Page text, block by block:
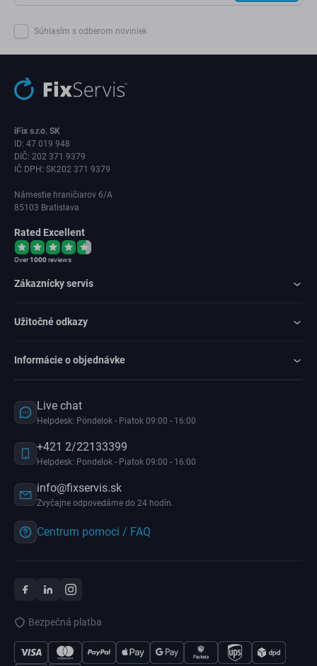
Súhlasím s odberom noviniek
iFix s.r.o. SK
ID: 47 019 948
DIČ: 202 371 9379
IČ DPH: SK202 371 9379
Námestie hraničiarov 6/A
85103 Bratislava
Rated Excellent
Over1000reviews
Zákaznícky servis
Užitočné odkazy
Informácie o objednávke
Live chat
Helpdesk: Pondelok - Piatok 09:00 - 16:00
+421 2/22133399
Helpdesk: Pondelok - Piatok 09:00 - 16:00
info@fixservis.sk
Zvyčajne odpovedáme do 24 hodín.
Centrum pomoci / FAQ
Bezpečná platba